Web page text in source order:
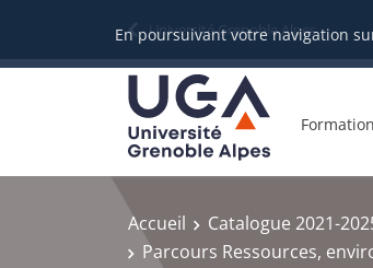
En poursuivant votre navigation
Université Grenoble Alpes
Accueil Catalogue 2021-
Parcours Ressources,